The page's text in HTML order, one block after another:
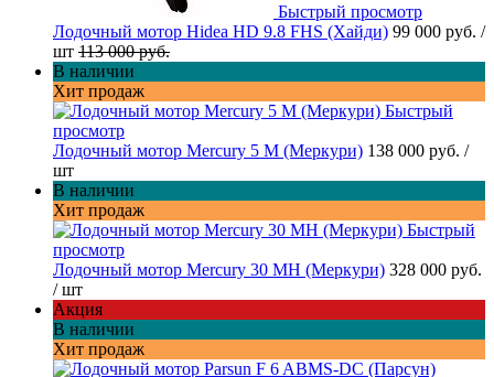
Быстрый просмотр
Лодочный мотор Hidea HD 9.8 FHS (Хайди) 99 000 руб. /
шт 113 000 руб.
В наличии
Хит продаж
Быстрый
просмотр
Лодочный мотор Mercury 5 M (Меркури) 138 000 руб. /
шт
В наличии
Хит продаж
Быстрый
просмотр
Лодочный мотор Mercury 30 MH (Меркури) 328 000 руб.
/ шт
Акция
В наличии
Хит продаж